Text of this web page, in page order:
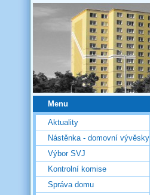
Menu
Aktuality
Nástěnka - domovní vývěsky
Výbor SVJ
Kontrolní komise
Správa domu